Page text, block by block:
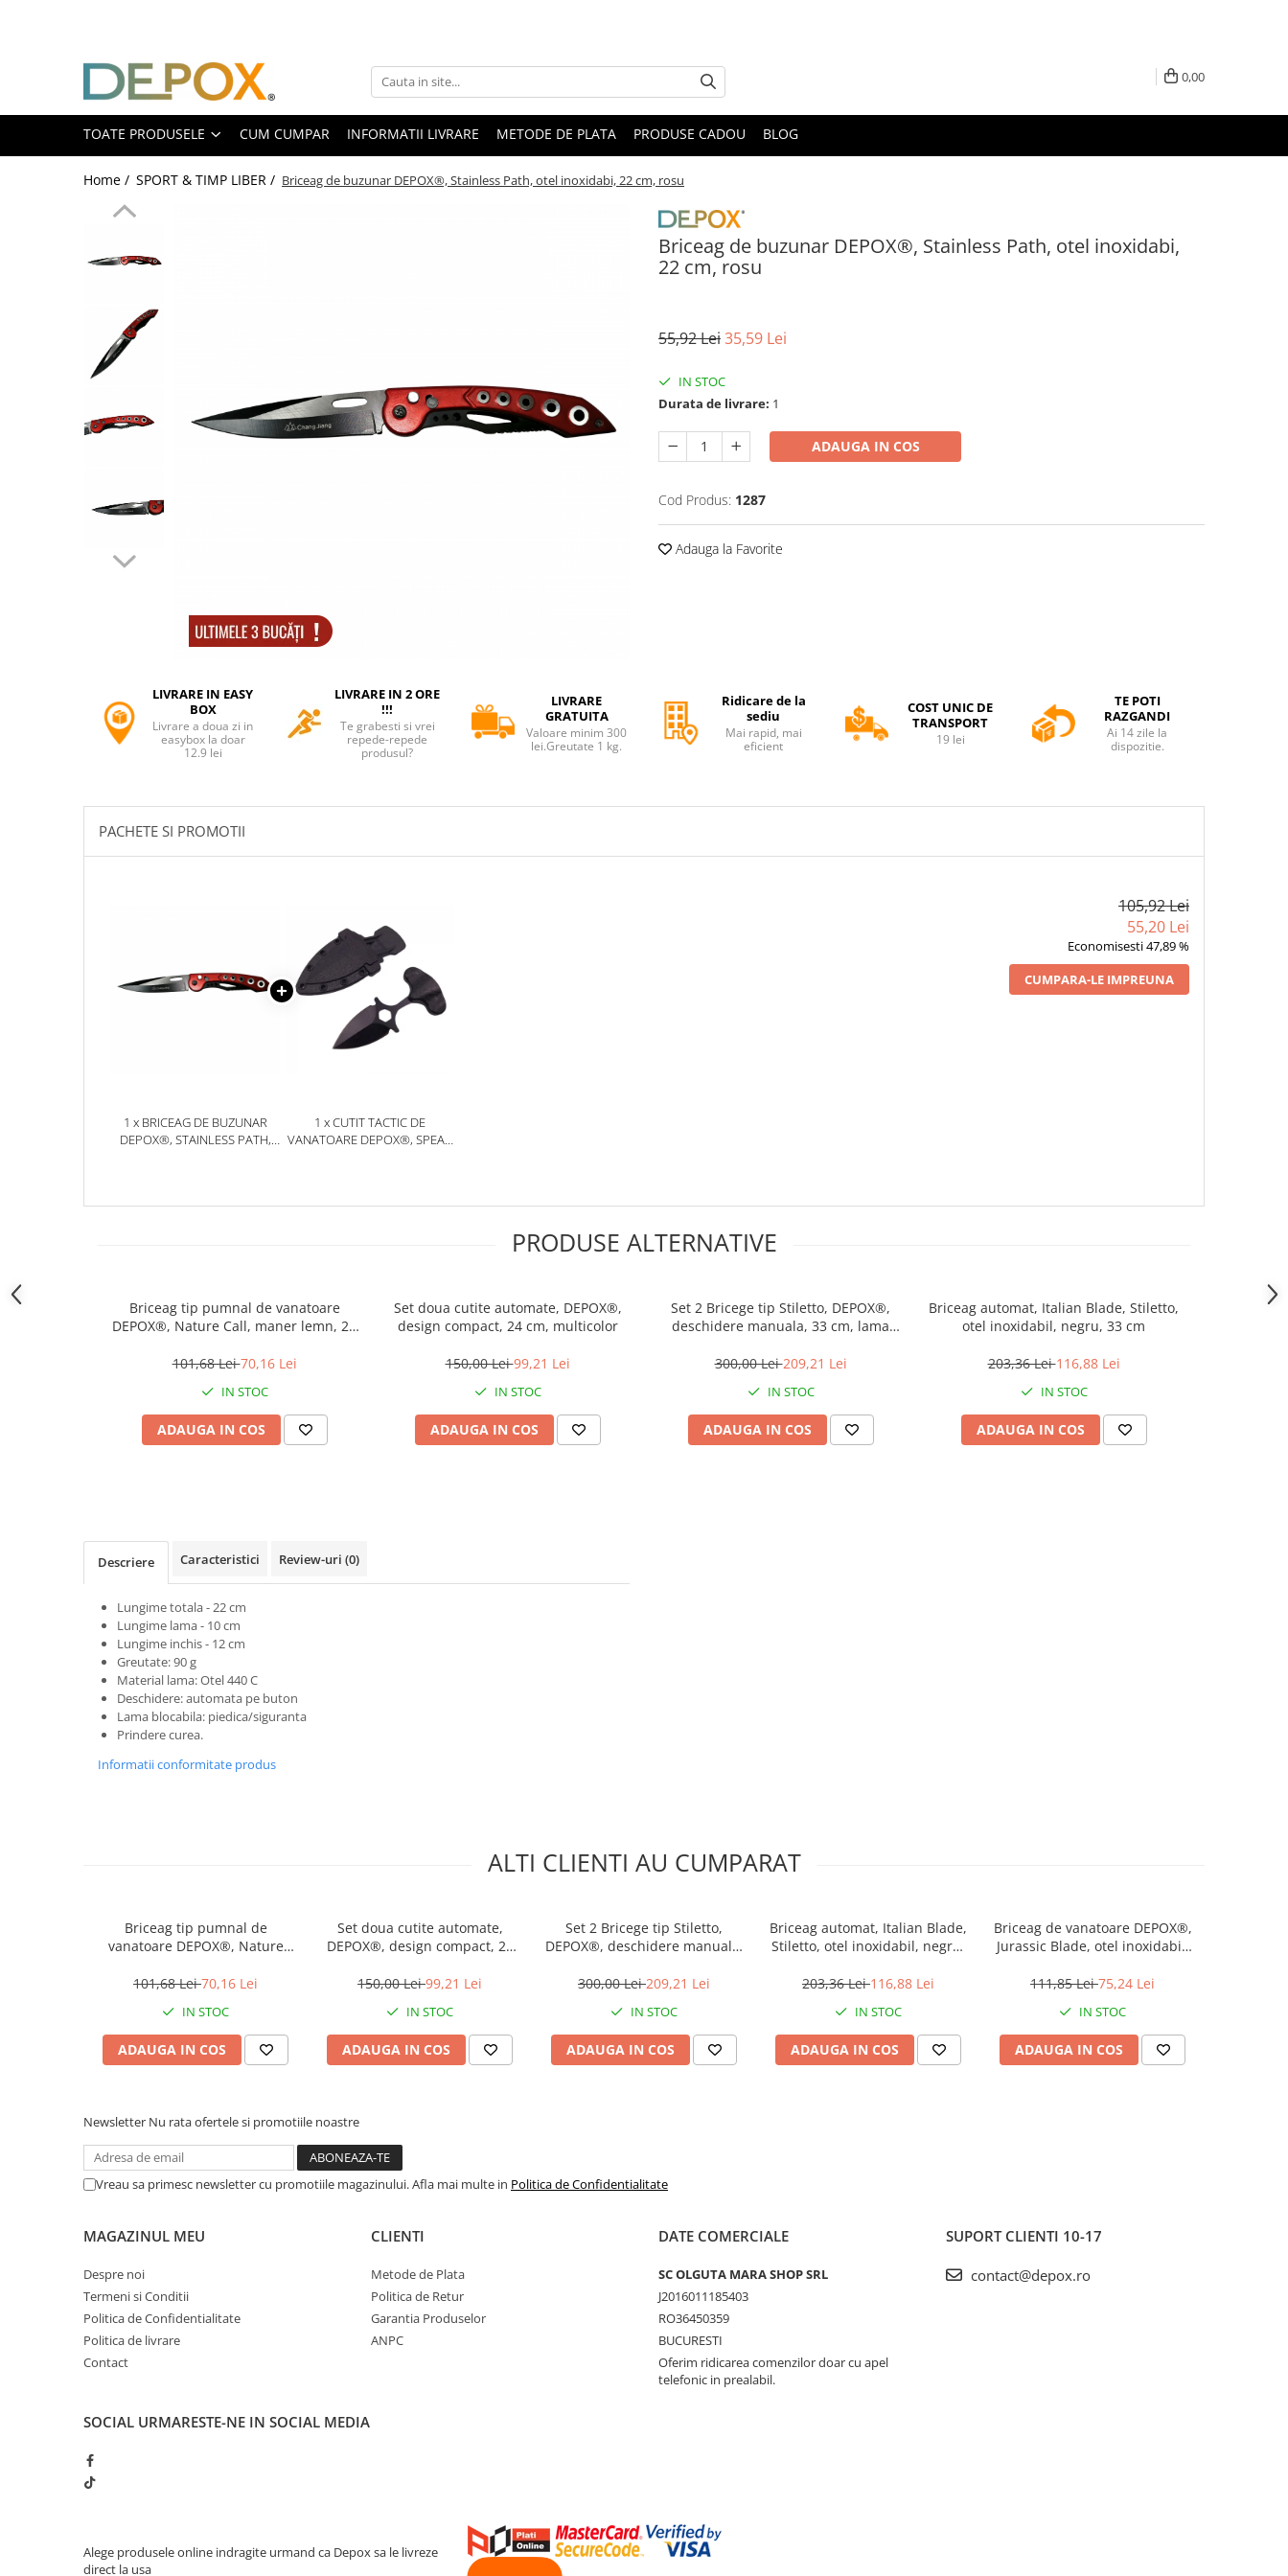
Toate Produsele
SPORT & TIMP LIBER
AUTOAPARARE
Pumnaluri si boxuri
Bastoane telescopice si nunceaguri
Spray autoaparare
VANATOARE, DRUMETII & CAMPING
Cutite vanatoare
Accesorii tactice si sport
Topor camping
vanatoare si tactice
ARTICOLE SUPORTERI
SPORTURI DE ECHIPA
Instrumente muzicale de jucarie
Accesorii decorative
locomotie
CASA SI GRADINA
Accesori casa & gradina
Articole Craciun
Ascutitoare si seturi de ascutire
Corpuri de iluminat
Electrocasnice
Incubatoare oua
Casti audio telefoane
Masini de gaurit si insurubat
INSTRUMENTE MUZICALE
Accesorii vioara-viola
Chitare clasice
Microfoane
Orga electronica
0,00
TOATE PRODUSELE CUM CUMPAR INFORMATII LIVRARE METODE DE PLATA PRODUSE CADOU BLOG
Home / SPORT & TIMP LIBER / Briceag de buzunar DEPOX®, Stainless Path, otel inoxidabi, 22 cm, rosu
Briceag de buzunar DEPOX®, Stainless Path, otel inoxidabi,
22 cm, rosu
55,92 Lei35,59 Lei
IN STOC
Durata de livrare: 1
ADAUGA IN COS
Cod Produs: 1287
Adauga la Favorite
LIVRARE IN EASY
BOX
Livrare a doua zi in
easybox la doar
12.9 lei
LIVRARE IN 2 ORE
!!!
Te grabesti si vrei
repede-repede
produsul?
LIVRARE
GRATUITA
Valoare minim 300
lei.Greutate 1 kg.
Ridicare de la
sediu
Mai rapid, mai
eficient
COST UNIC DE
TRANSPORT
19 lei
TE POTI
RAZGANDI
Ai 14 zile la
dispozitie.
PACHETE SI PROMOTII
1 x BRICEAG DE BUZUNAR
DEPOX®, STAINLESS PATH,
1 x CUTIT TACTIC DE
VANATOARE DEPOX®, SPEAR
105,92 Lei
55,20 Lei
Economisesti 47,89 %
CUMPARA-LE IMPREUNA
PRODUSE ALTERNATIVE
Briceag tip pumnal de vanatoare
DEPOX®, Nature Call, maner lemn, 21
101,68 Lei70,16 Lei
IN STOC
ADAUGA IN COS
Set doua cutite automate, DEPOX®,
design compact, 24 cm, multicolor
150,00 Lei99,21 Lei
IN STOC
ADAUGA IN COS
Set 2 Bricege tip Stiletto, DEPOX®,
deschidere manuala, 33 cm, lama
300,00 Lei209,21 Lei
IN STOC
ADAUGA IN COS
Briceag automat, Italian Blade, Stiletto,
otel inoxidabil, negru, 33 cm
203,36 Lei116,88 Lei
IN STOC
ADAUGA IN COS
Briceag de
Descriere Caracteristici Review-uri (0)
Lungime totala - 22 cm
Lungime lama - 10 cm
Lungime inchis - 12 cm
Greutate: 90 g
Material lama: Otel 440 C
Deschidere: automata pe buton
Lama blocabila: piedica/siguranta
Prindere curea.
Informatii conformitate produs
ALTI CLIENTI AU CUMPARAT
Briceag tip pumnal de
vanatoare DEPOX®, Nature
101,68 Lei70,16 Lei
IN STOC
ADAUGA IN COS
Set doua cutite automate,
DEPOX®, design compact, 24
150,00 Lei99,21 Lei
IN STOC
ADAUGA IN COS
Set 2 Bricege tip Stiletto,
DEPOX®, deschidere manuala,
300,00 Lei209,21 Lei
IN STOC
ADAUGA IN COS
Briceag automat, Italian Blade,
Stiletto, otel inoxidabil, negru,
203,36 Lei116,88 Lei
IN STOC
ADAUGA IN COS
Briceag de vanatoare DEPOX®,
Jurassic Blade, otel inoxidabil,
111,85 Lei75,24 Lei
IN STOC
ADAUGA IN COS
Newsletter Nu rata ofertele si promotiile noastre
Vreau sa primesc newsletter cu promotiile magazinului. Afla mai multe in Politica de Confidentialitate
MAGAZINUL MEU
Despre noi
Termeni si Conditii
Politica de Confidentialitate
Politica de livrare
Contact
CLIENTI
Metode de Plata
Politica de Retur
Garantia Produselor
ANPC
DATE COMERCIALE
SC OLGUTA MARA SHOP SRL
J2016011185403
RO36450359
BUCURESTI
Oferim ridicarea comenzilor doar cu apel
telefonic in prealabil.
SUPORT CLIENTI 10-17
contact@depox.ro
SOCIAL URMARESTE-NE IN SOCIAL MEDIA
Alege produsele online indragite urmand ca Depox sa le livreze
direct la usa